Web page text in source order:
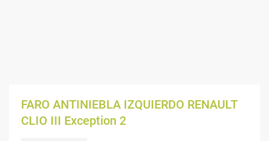
FARO ANTINIEBLA IZQUIERDO RENAULT
CLIO III Exception 2